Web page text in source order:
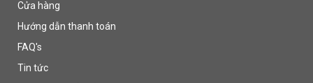
Cửa hàng
Hướng dẫn thanh toán
FAQ's
Tin tức